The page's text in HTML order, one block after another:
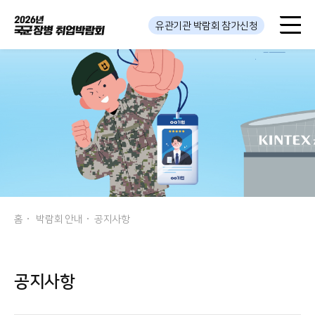
유관기관 박람회 참가신청
홈 박람회 안내 공지사항
공지사항